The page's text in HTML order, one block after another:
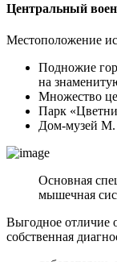
Центральный
Местоположение
Подножие
на
Множество
Парк
Дом-музей
Основная
мышечная
Выгодное отличие
собственная